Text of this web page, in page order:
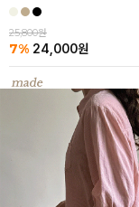
25,800원
7% 24,000원